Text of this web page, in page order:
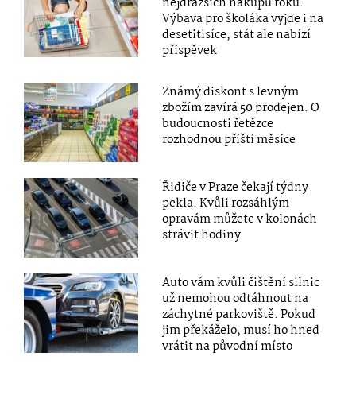
Výbava pro školáka vyjde i na
desetitisíce, stát ale nabízí
příspěvek
Známý diskont s levným
zbožím zavírá 50 prodejen. O
budoucnosti řetězce
rozhodnou příští měsíce
Řidiče v Praze čekají týdny
pekla. Kvůli rozsáhlým
opravám můžete v kolonách
strávit hodiny
Auto vám kvůli čištění silnic
už nemohou odtáhnout na
záchytné parkoviště. Pokud
jim překáželo, musí ho hned
vrátit na původní místo